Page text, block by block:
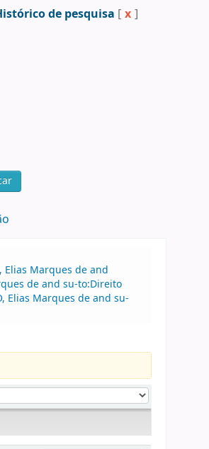
de pesquisa [ x ]
Elias Marques de and
de and su-to:Direito
Elias Marques de and su-